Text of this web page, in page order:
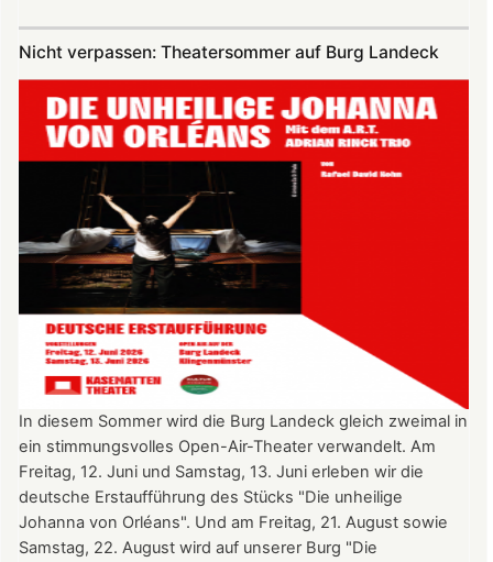
4.
2026
nach
Freiburg
Nicht verpassen: Theatersommer auf Burg Landeck
In diesem Sommer wird die Burg Landeck gleich zweimal in
ein stimmungsvolles Open-Air-Theater verwandelt. Am
Freitag, 12. Juni und Samstag, 13. Juni erleben wir die
deutsche Erstaufführung des Stücks "Die unheilige
Johanna von Orléans". Und am Freitag, 21. August sowie
Samstag, 22. August wird auf unserer Burg "Die